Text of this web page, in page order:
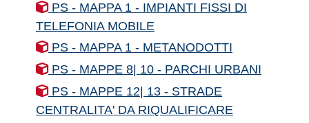
PS - MAPPA 1 - IMPIANTI FISSI DI
TELEFONIA MOBILE
PS - MAPPA 1 - METANODOTTI
PS - MAPPE 8| 10 - PARCHI URBANI
PS - MAPPE 12| 13 - STRADE
CENTRALITA' DA RIQUALIFICARE